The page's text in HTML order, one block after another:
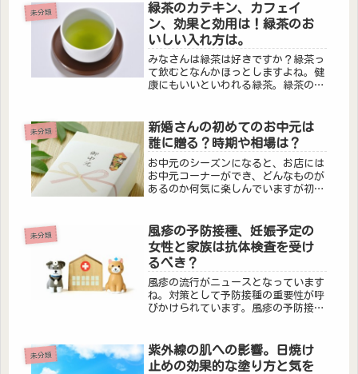
未分類
緑茶のカテキン、カフェイ
ン、効果と効用は！緑茶のお
いしい入れ方は。
みなさんは緑茶は好きですか？緑茶っ
て飲むとなんかほっとしますよね。健
康にもいいといわれる緑茶。緑茶のこ
未分類
新婚さんの初めてのお中元は
誰に贈る？時期や相場は？
お中元のシーズンになると、お店には
お中元コーナーができ、どんなものが
あるのか何気に楽しんでいますが初め
ますよね。誰に贈ればいいのでしょ
う。どんなものをあげたらいいのでし
ょう...
未分類
風疹の予防接種、妊娠予定の
女性と家族は抗体検査を受け
るべき？
風疹の流行がニュースとなっています
ね。対策として予防接種の重要性が呼
びかけられています。風疹の予防接種
ょうか？
未分類
紫外線の肌への影響。日焼け
止めの効果的な塗り方と気を